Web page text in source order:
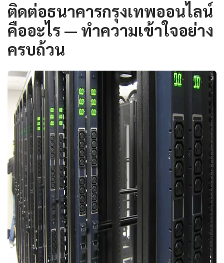
ติดต่อธนาคารกรุงเทพออนไลน์
คืออะไร — ทำความเข้าใจอย่าง
ครบถ้วน